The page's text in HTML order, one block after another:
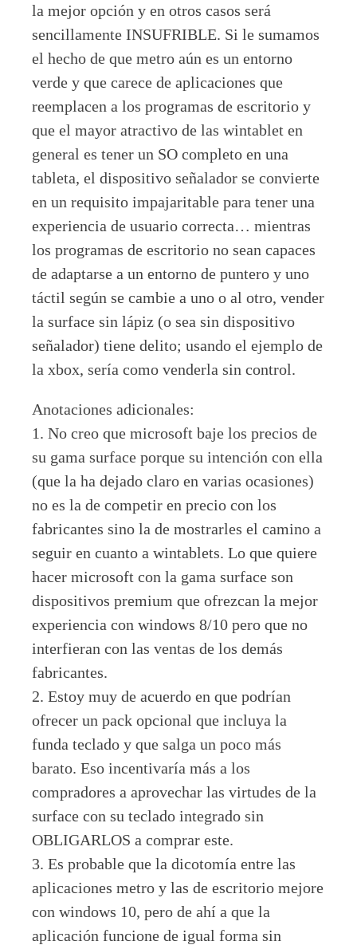
la mejor opción y en otros casos será
sencillamente INSUFRIBLE. Si le sumamos
el hecho de que metro aún es un entorno
verde y que carece de aplicaciones que
reemplacen a los programas de escritorio y
que el mayor atractivo de las wintablet en
general es tener un SO completo en una
tableta, el dispositivo señalador se convierte
en un requisito impajaritable para tener una
experiencia de usuario correcta… mientras
los programas de escritorio no sean capaces
de adaptarse a un entorno de puntero y uno
táctil según se cambie a uno o al otro, vender
la surface sin lápiz (o sea sin dispositivo
señalador) tiene delito; usando el ejemplo de
la xbox, sería como venderla sin control.
Anotaciones adicionales:
1. No creo que microsoft baje los precios de
su gama surface porque su intención con ella
(que la ha dejado claro en varias ocasiones)
no es la de competir en precio con los
fabricantes sino la de mostrarles el camino a
seguir en cuanto a wintablets. Lo que quiere
hacer microsoft con la gama surface son
dispositivos premium que ofrezcan la mejor
experiencia con windows 8/10 pero que no
interfieran con las ventas de los demás
fabricantes.
2. Estoy muy de acuerdo en que podrían
ofrecer un pack opcional que incluya la
funda teclado y que salga un poco más
barato. Eso incentivaría más a los
compradores a aprovechar las virtudes de la
surface con su teclado integrado sin
OBLIGARLOS a comprar este.
3. Es probable que la dicotomía entre las
aplicaciones metro y las de escritorio mejore
con windows 10, pero de ahí a que la
aplicación funcione de igual forma sin